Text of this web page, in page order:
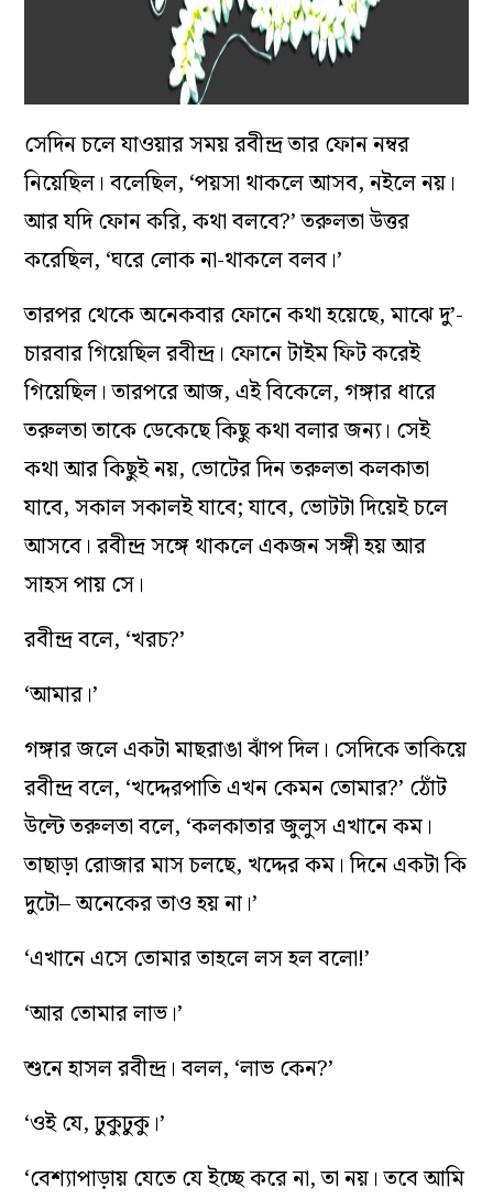
সেদিন চলে যাওয়ার সময় রবীন্দ্র তার ফোন নম্বর
নিয়েছিল। বলেছিল, ‘পয়সা থাকলে আসব, নইলে নয়।
আর যদি ফোন করি, কথা বলবে?’ তরুলতা উত্তর
করেছিল, ‘ঘরে লোক না-থাকলেবলব।’
তারপর থেকে অনেকবার ফোনে কথা হয়েছে, মাঝে দু’-
চারবার গিয়েছিল রবীন্দ্র। ফোনে টাইম ফিট করেই
গিয়েছিল। তারপরে আজ, এই বিকেলে, গঙ্গার ধারে
তরুলতা তাকে ডেকেছে কিছু কথা বলার জন্য। সেই
কথা আর কিছুই নয়, ভোটের দিন তরুলতা কলকাতা
যাবে, সকাল সকালই যাবে; যাবে, ভোটটা দিয়েই চলে
আসবে। রবীন্দ্র সঙ্গে থাকলে একজন সঙ্গী হয় আর
সাহস পায় সে।
রবীন্দ্র বলে, ‘খরচ?’
‘আমার।’
গঙ্গার জলে একটা মাছরাঙা ঝাঁপ দিল। সেদিকে তাকিয়ে
রবীন্দ্র বলে, ‘খদ্দেরপাতি এখন কেমন তোমার?’ ঠোঁট
উল্টে তরুলতা বলে, ‘কলকাতার জুলুস এখানে কম।
তাছাড়া রোজার মাস চলছে, খদ্দের কম। দিনে একটা কি
দুটো– অনেকের তাও হয় না।’
‘এখানে এসে তোমার তাহলে লস হল বলো!’
‘আর তোমার লাভ।’
শুনে হাসল রবীন্দ্র। বলল, ‘লাভ কেন?’
‘ওই যে, ঢুকুঢুকু।’
‘বেশ্যাপাড়ায় যেতে যে ইচ্ছে করে না, তা নয়। তবে আমি